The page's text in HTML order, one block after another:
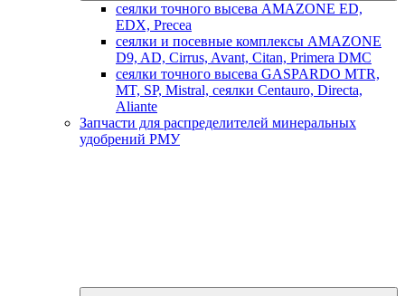
сеялки точного высева AMAZONE ED,
EDX, Precea
сеялки и посевные комплексы AMAZONE
D9, AD, Cirrus, Avant, Citan, Primera DMC
сеялки точного высева GASPARDO MTR,
MT, SP, Mistral, сеялки Centauro, Directa,
Aliante
Запчасти для распределителей минеральных
удобрений РМУ